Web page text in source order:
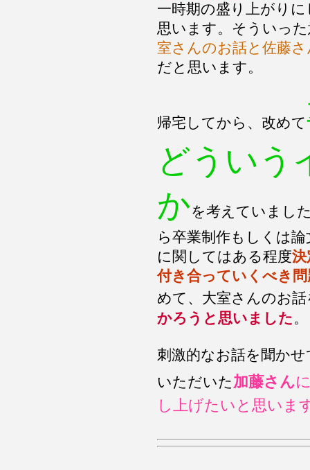
一時期の盛り上がり
思います。そういっ
室さんのお話と佐藤
だと思います。
帰宅してから、改めて
どういう
かを考えていまし
ら卒業制作もしくは
に関してはある程度
付き合っていくべき
めて、大室さんのお
かろうと思いました 。
刺激的なお話を聞か
いただいた加藤さん
し上げたいと思いま